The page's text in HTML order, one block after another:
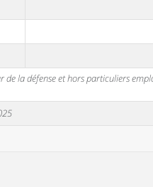
la défense et hors particuliers